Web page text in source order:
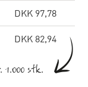
DKK 97,78
DKK 82,94
stk.